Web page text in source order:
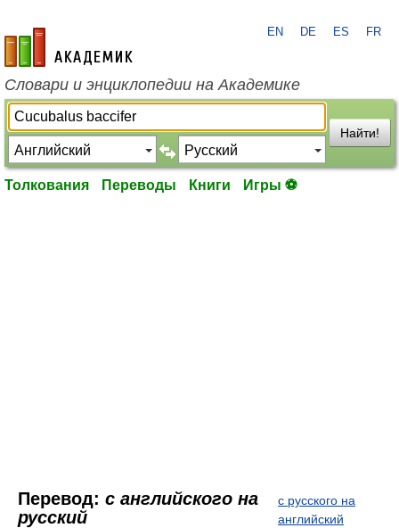
academic.ru
EN DE ES FR
Словари и энциклопедии на Академике
Найти!
Толкования Переводы Книги Игры ⚽
Перевод: с английского на
русский
с русского на
английский